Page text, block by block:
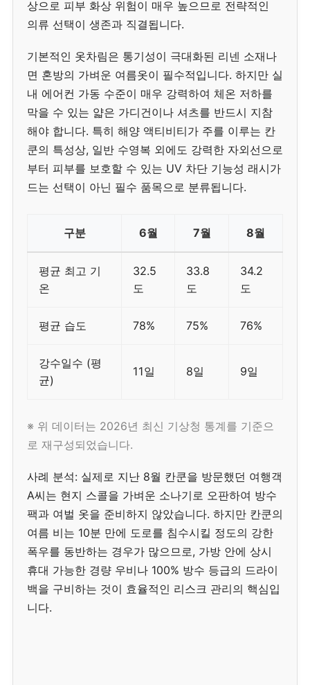
상으로 피부 화상 위험이 매우 높으므로 전략적인
의류 선택이 생존과 직결됩니다.
기본적인 옷차림은 통기성이 극대화된 리넨 소재나
면 혼방의 가벼운 여름옷이 필수적입니다. 하지만 실
내 에어컨 가동 수준이 매우 강력하여 체온 저하를
막을 수 있는 얇은 가디건이나 셔츠를 반드시 지참
해야 합니다. 특히 해양 액티비티가 주를 이루는 칸
쿤의 특성상, 일반 수영복 외에도 강력한 자외선으로
부터 피부를 보호할 수 있는 UV 차단 기능성 래시가
드는 선택이 아닌 필수 품목으로 분류됩니다.
구분 6월 7월 8월
평균 최고 기
온
32.5
도
33.8
도
34.2
도
평균 습도 78% 75% 76%
강수일수 (평
균)
11일 8일 9일
※ 위 데이터는 2026년 최신 기상청 통계를 기준으
로 재구성되었습니다.
사례 분석: 실제로 지난 8월 칸쿤을 방문했던 여행객
A씨는 현지 스콜을 가벼운 소나기로 오판하여 방수
팩과 여벌 옷을 준비하지 않았습니다. 하지만 칸쿤의
여름 비는 10분 만에 도로를 침수시킬 정도의 강한
폭우를 동반하는 경우가 많으므로, 가방 안에 상시
휴대 가능한 경량 우비나 100% 방수 등급의 드라이
백을 구비하는 것이 효율적인 리스크 관리의 핵심입
니다.